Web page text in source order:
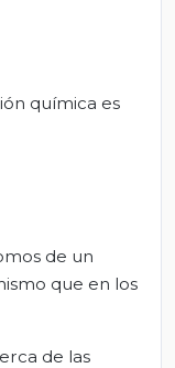
química es
de un
que en los
de las